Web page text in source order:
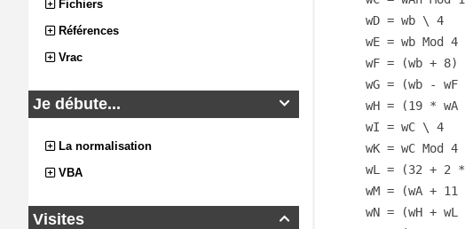
Fichiers
Références
Vrac

Je débute...
La normalisation
VBA

Visites